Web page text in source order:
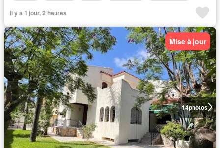
Il y a 1 jour, 2 heures
14photos
Mise à jour